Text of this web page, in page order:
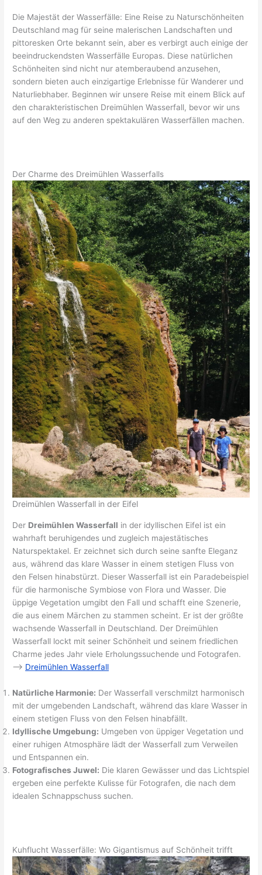
Die Majestät der Wasserfälle: Eine Reise zu Naturschönheiten
Deutschland mag für seine malerischen Landschaften und
pittoresken Orte bekannt sein, aber es verbirgt auch einige der
beeindruckendsten Wasserfälle Europas. Diese natürlichen
Schönheiten sind nicht nur atemberaubend anzusehen,
sondern bieten auch einzigartige Erlebnisse für Wanderer und
Naturliebhaber. Beginnen wir unsere Reise mit einem Blick auf
den charakteristischen Dreimühlen Wasserfall, bevor wir uns
auf den Weg zu anderen spektakulären Wasserfällen machen.
Der Charme des Dreimühlen Wasserfalls
Dreimühlen Wasserfall in der Eifel
Der Dreimühlen Wasserfall in der idyllischen Eifel ist ein
wahrhaft beruhigendes und zugleich majestätisches
Naturspektakel. Er zeichnet sich durch seine sanfte Eleganz
aus, während das klare Wasser in einem stetigen Fluss von
den Felsen hinabstürzt. Dieser Wasserfall ist ein Paradebeispiel
für die harmonische Symbiose von Flora und Wasser. Die
üppige Vegetation umgibt den Fall und schafft eine Szenerie,
die aus einem Märchen zu stammen scheint. Er ist der größte
wachsende Wasserfall in Deutschland. Der Dreimühlen
Wasserfall lockt mit seiner Schönheit und seinem friedlichen
Charme jedes Jahr viele Erholungssuchende und Fotografen.
–> Dreimühlen Wasserfall
Natürliche Harmonie: Der Wasserfall verschmilzt harmonisch
mit der umgebenden Landschaft, während das klare Wasser in
einem stetigen Fluss von den Felsen hinabfällt.
Idyllische Umgebung: Umgeben von üppiger Vegetation und
einer ruhigen Atmosphäre lädt der Wasserfall zum Verweilen
und Entspannen ein.
Fotografisches Juwel: Die klaren Gewässer und das Lichtspiel
ergeben eine perfekte Kulisse für Fotografen, die nach dem
idealen Schnappschuss suchen.
Kuhflucht Wasserfälle: Wo Gigantismus auf Schönheit trifft